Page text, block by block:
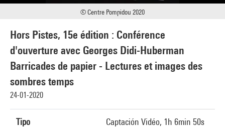
Hors Pistes, 15e édition : Conférence
d'ouverture avec Georges Didi-Huberman
Barricades de papier - Lectures et images des
sombres temps
24-01-2020
Tipo Captación Vidéo, 1h 6min 50s
© Centre Pompidou 2020